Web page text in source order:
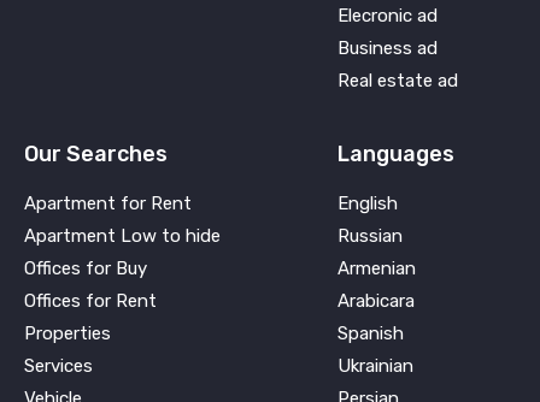
Elecronic ad
Business ad
Real estate ad
Our Searches
Apartment for Rent
Apartment Low to hide
Offices for Buy
Offices for Rent
Properties
Services
Languages
English
Russian
Armenian
Arabicara
Spanish
Ukrainian